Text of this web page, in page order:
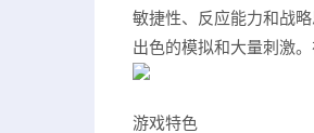
敏捷性、反应能力和战
出色的模拟和大量刺激
游戏特色